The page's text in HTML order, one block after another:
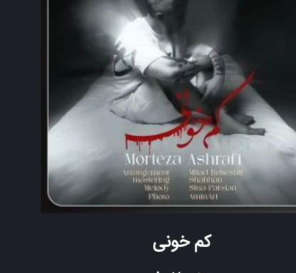
کم خونی